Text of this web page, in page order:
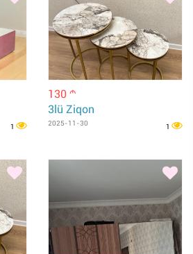
1
130 m
3lü Ziqon
2025-11-30 1